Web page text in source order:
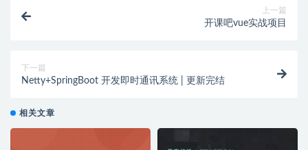
上一篇
开课吧vue实战项目
下一篇
Netty+SpringBoot 开发即时通讯系统 | 更新完结
相关文章